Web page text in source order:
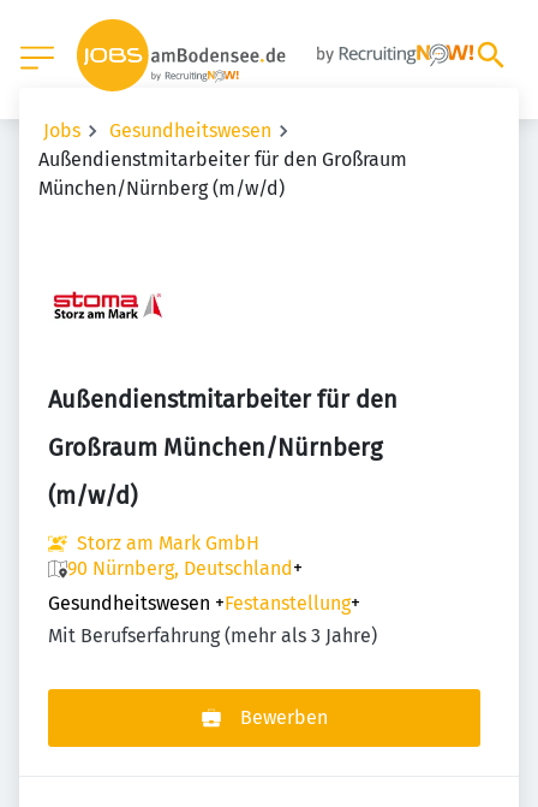
Jobs
Gesundheitswesen
Außendienstmitarbeiter für den Großraum
München/Nürnberg (m/w/d)
Außendienstmitarbeiter für den
Großraum München/Nürnberg
(m/w/d)
Storz am Mark GmbH
90 Nürnberg, Deutschland+
Gesundheitswesen +Festanstellung+
Mit Berufserfahrung (mehr als 3 Jahre)
Bewerben